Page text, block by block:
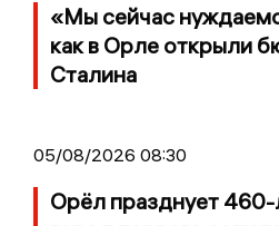
«Мы сейчас
как в Орле открыли
Сталина
05/08/2026 08:30
Орёл празднует 460-